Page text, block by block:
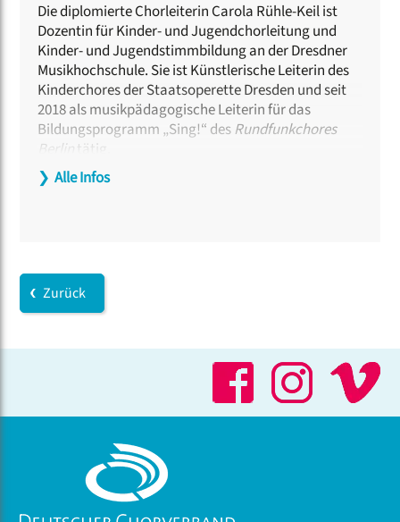
Die diplomierte Chorleiterin Carola Rühle-Keil ist
Dozentin für Kinder- und Jugendchorleitung und
Kinder- und Jugendstimmbildung an der Dresdner
Musikhochschule. Sie ist Künstlerische Leiterin des
Kinderchores der Staatsoperette Dresden und seit
2018 als musikpädagogische Leiterin für das
Bildungsprogramm „Sing!“ des Rundfunkchores
Berlin tätig.
❯ Alle Infos
Zurück